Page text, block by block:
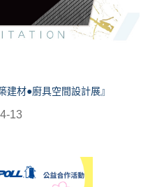
材●廚具空間設計展』
13